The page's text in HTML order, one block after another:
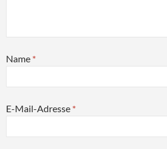
Name *
E-Mail-Adresse *